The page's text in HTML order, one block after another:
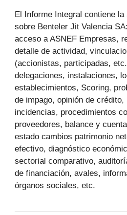
El Informe Integral contiene
sobre Benteler Jit Valencia
acceso a ASNEF Empresas,
detalle de actividad,
(accionistas, participadas,
delegaciones, instalaciones,
establecimientos, Scoring,
de impago, opinión de crédito,
incidencias, procedimientos
proveedores, balance y
estado cambios patrimonio
efectivo, diagnóstico
sectorial comparativo,
de financiación, avales,
órganos sociales, etc.